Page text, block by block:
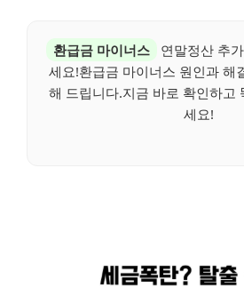
환급금 마이너스
연말정산 추
세요!환급금 마이너스 원인과 해
해 드립니다.지금 바로 확인하고
세요!